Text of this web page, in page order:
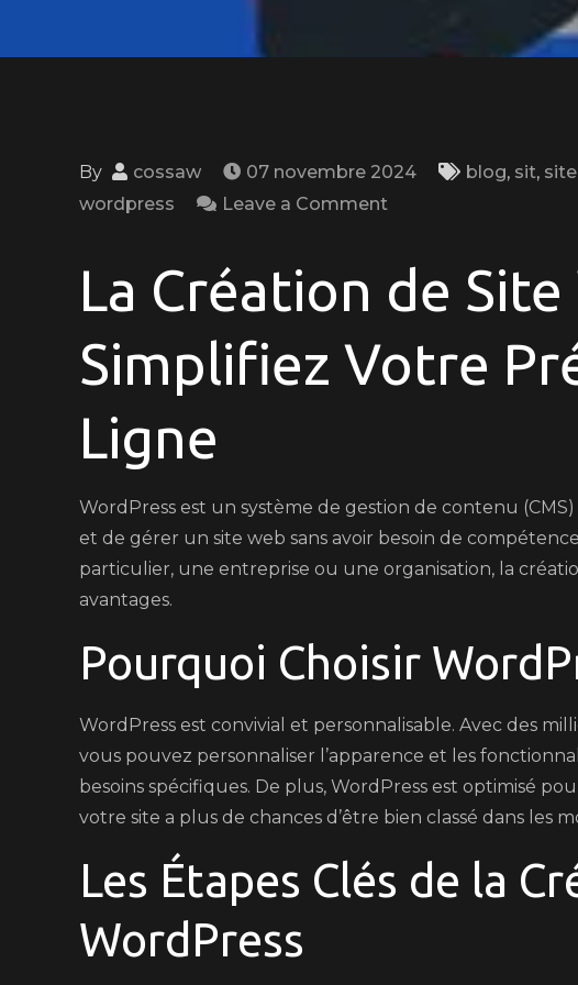
By cossaw 07 novembre 2024 blog, sit,
wordpress
Leave a Comment
Création
Site
WordPress:
Réussir
en
Ligne
La Création de
Simplifiez Votre
Ligne
WordPress est un système de gestion de contenu
et de gérer un site web sans avoir besoin de
particulier, une entreprise ou une organisation, la
avantages.
Pourquoi Choisir
WordPress est convivial et personnalisable. Avec des
vous pouvez personnaliser l’apparence et les
besoins spécifiques. De plus, WordPress est optimisé
votre site a plus de chances d’être bien classé dans les
Les Étapes Clés de la
WordPress